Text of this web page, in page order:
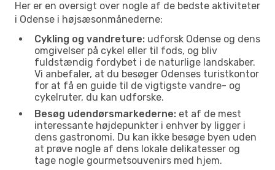
Her er en oversigt over nogle af de bedste aktiviteter
i Odense i højsæsonmånederne:
Cykling og vandreture: udforsk Odense og dens
omgivelser på cykel eller til fods, og bliv
fuldstændig fordybet i de naturlige landskaber.
Vi anbefaler, at du besøger Odenses turistkontor
for at få en guide til de vigtigste vandre- og
cykelruter, du kan udforske.
Besøg udendørsmarkederne: et af de mest
interessante højdepunkter i enhver by ligger i
dens gastronomi. Du kan ikke besøge byen uden
at prøve nogle af dens lokale delikatesser og
tage nogle gourmetsouvenirs med hjem.